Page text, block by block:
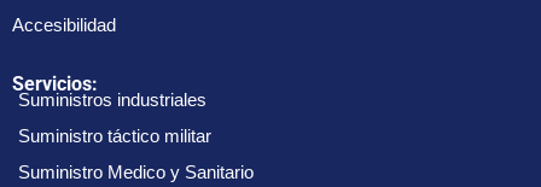
Accesibilidad
Servicios:
Suministros industriales
Suministro táctico militar
Suministro Medico y Sanitario